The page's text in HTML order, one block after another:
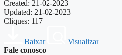
Created: 21-02-2023
Updated: 21-02-2023
Cliques: 117
Baixar
Visualizar
Fale conosco